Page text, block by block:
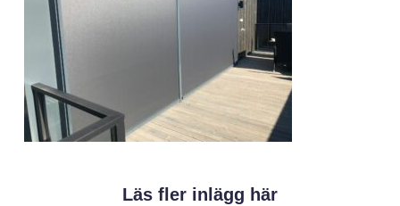
Läs fler inlägg här